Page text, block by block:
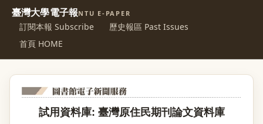
臺灣大學電子報NTU E-PAPER
訂閱本報 Subscribe
歷史報區 Past Issues
首頁 HOME
試用資料庫: 臺灣原住民期刊論文資料庫